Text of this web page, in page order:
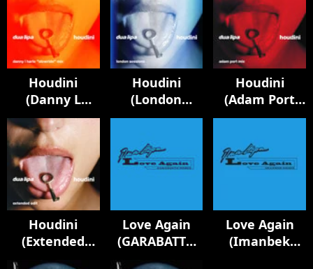
Houdini
(Danny L
Harle Slowride
Mix)
Houdini
(London
Sessions)
Houdini
(Adam Port
Mix)
Houdini
(Extended
Love Again
(GARABATTO
Remix)
Love Again
(Imanbek